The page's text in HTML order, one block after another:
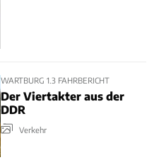
WARTBURG 1.3 FAHRBERICHT
Der Viertakter aus der
DDR
Verkehr